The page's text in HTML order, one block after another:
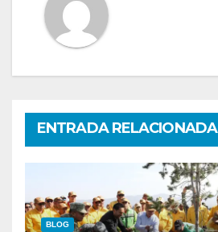
ENTRADA RELACIONADA
BLOG